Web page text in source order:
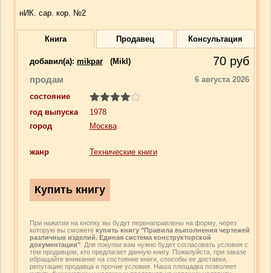
нИК. сар. кор. №2
Книга Продавец Консультация
добавил(a): mikpar (Mikl) 70 руб
продам
6 августа 2026
состояние
год выпуска
1978
город
Москва
жанр Технические книги
При нажатии на кнопку вы будут перенаправлены на форму, через
которую вы сможете купить книгу "Правила выполнения чертежей
различных изделий. Единая система конструкторской
документации". Для покупки вам нужно будет согласовать условия с
тем продавцом, кто предлагает данную книгу. Пожалуйста, при заказе
обращайте внимание на состояние книги, способы ее доставки,
репутацию продавца и прочие условия. Наша площадка позволяет